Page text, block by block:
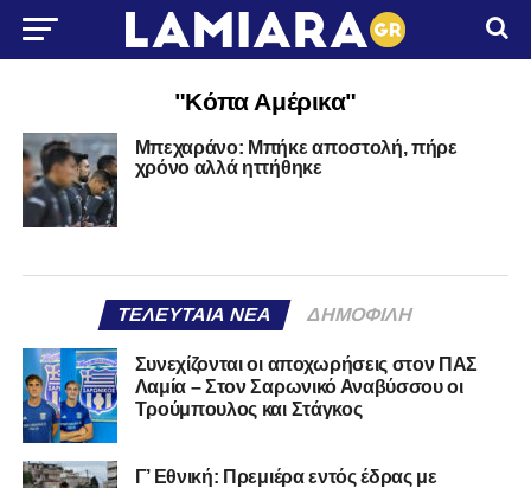
"Κόπα Αμέρικα"
Μπεχαράνο: Μπήκε αποστολή, πήρε
χρόνο αλλά ηττήθηκε
ΤΕΛΕΥΤΑΊΑ ΝΈΑ ΔΗΜΟΦΙΛΉ
Συνεχίζονται οι αποχωρήσεις στον ΠΑΣ
Λαμία – Στον Σαρωνικό Αναβύσσου οι
Τρούμπουλος και Στάγκος
Γ’ Εθνική: Πρεμιέρα εντός έδρας με